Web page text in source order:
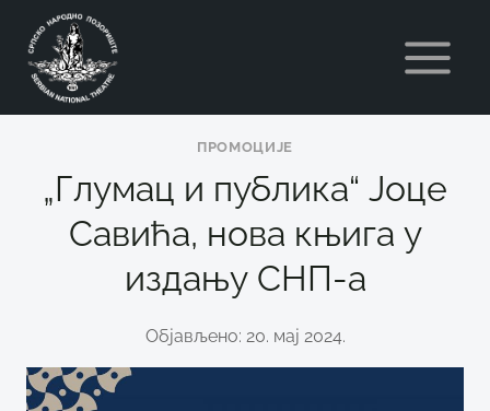
content
ПРОМОЦИЈЕ
„Глумац и публика“ Јоце
Савића, нова књига у
издању СНП-а
Објављено: 20. мај 2024.